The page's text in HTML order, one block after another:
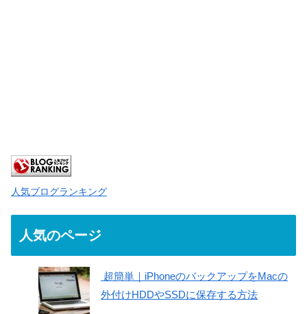
人気ブログランキング
人気のページ
超簡単｜iPhoneのバックアップをMacの
外付けHDDやSSDに保存する方法